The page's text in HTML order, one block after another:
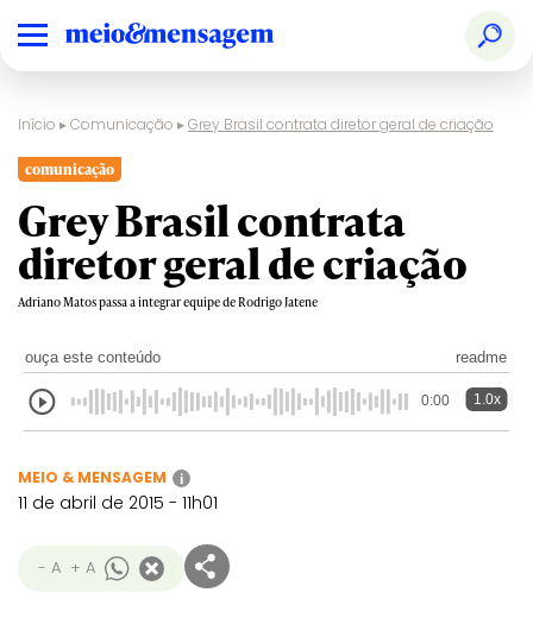
Início ▸Comunicação ▸Grey Brasil contrata diretor geral de criação
comunicação
Grey Brasil contrata
diretor geral de criação
Adriano Matos passa a integrar equipe de Rodrigo Jatene
ouça este conteúdo readme
0:00 1.0x
MEIO & MENSAGEM i
11 de abril de 2015 - 11h01
- A + A